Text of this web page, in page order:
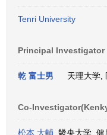
Tenri University
Principal Investigator
乾 富士男 天理大学,
Co-
松本 大輔 畿央大学,